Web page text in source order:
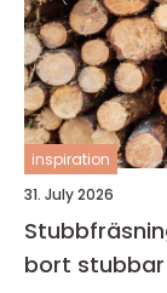
inspiration
31. July 2026
Stubbfräsning kalmar
bort